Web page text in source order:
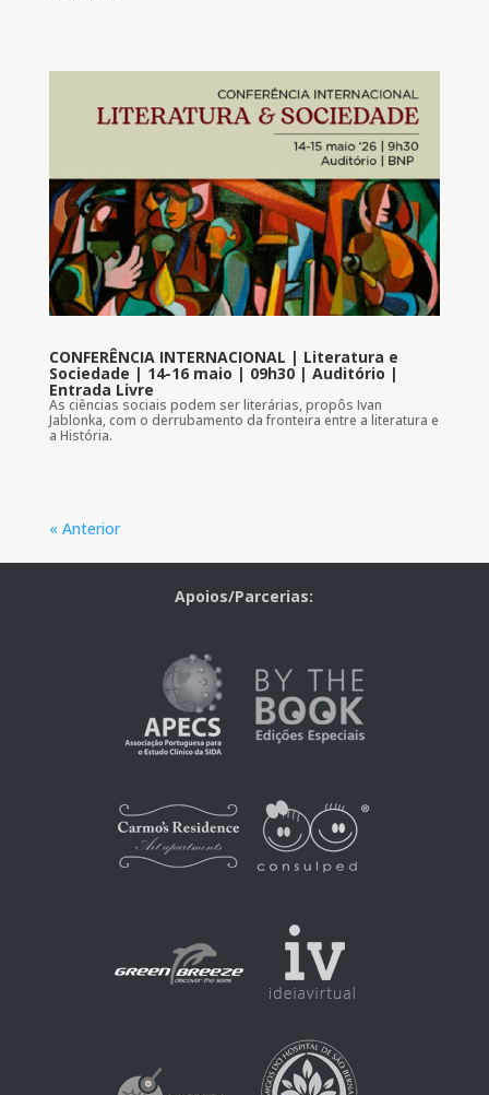
CONFERÊNCIA INTERNACIONAL | Literatura e
Sociedade | 14-16 maio | 09h30 | Auditório |
Entrada Livre
As ciências sociais podem ser literárias, propôs Ivan
Jablonka, com o derrubamento da fronteira entre a literatura e
a História.
« Anterior
Apoios/Parcerias: